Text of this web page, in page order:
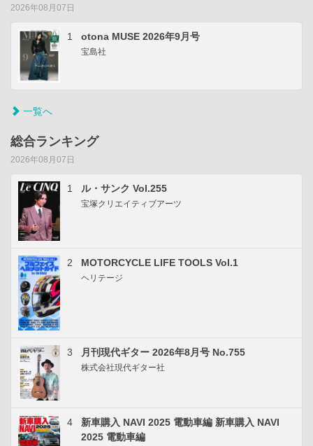
2026年08月07日
1 otona MUSE 2026年9月号
宝島社
一覧へ
総合ランキング
2026年08月07日
1 ル・サンク Vol.255
宝塚クリエイティブアーツ
2 MOTORCYCLE LIFE TOOLS Vol.1
ヘリテージ
3 月刊現代ギター 2026年8月号 No.755
株式会社現代ギター社
4
新車購入 NAVI 2025 電動車編 新車購入 NAVI
2025 電動車編